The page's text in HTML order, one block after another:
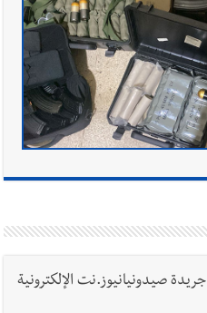
صيدونيانيوز.نت الإلكترونية